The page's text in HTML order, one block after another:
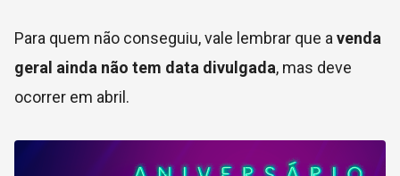
Para quem não conseguiu, vale lembrar que a venda
geral ainda não tem data divulgada, mas deve
ocorrer em abril.